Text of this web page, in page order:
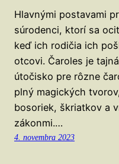
Hlavnými postavami
súrodenci, ktorí sa
keď ich rodičia ich
otcovi. Čaroles je
útočisko pre rôzne
plný magických
bosoriek, škriatkov a
zákonmi.…
4. novembra 2023